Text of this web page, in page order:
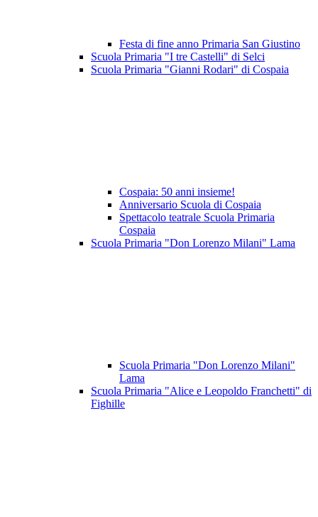
Festa di fine anno Primaria San Giustino
Scuola Primaria "I tre Castelli" di Selci
Scuola Primaria "Gianni Rodari" di Cospaia
Cospaia: 50 anni insieme!
Anniversario Scuola di Cospaia
Spettacolo teatrale Scuola Primaria
Cospaia
Scuola Primaria "Don Lorenzo Milani" Lama
Scuola Primaria "Don Lorenzo Milani"
Lama
Scuola Primaria "Alice e Leopoldo Franchetti" di
Fighille